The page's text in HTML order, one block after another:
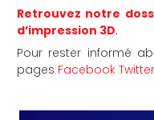
Retrouvez notre
d’impression 3D.
Pour rester informé
pages Facebook Twitter